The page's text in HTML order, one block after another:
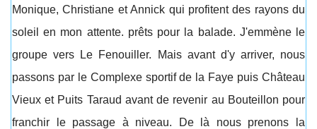
Monique, Christiane et Annick qui profitent des rayons du
soleil en mon attente. prêts pour la balade. J'emmène le
groupe vers Le Fenouiller. Mais avant d'y arriver, nous
passons par le Complexe sportif de la Faye puis Château
Vieux et Puits Taraud avant de revenir au Bouteillon pour
franchir le passage à niveau. De là nous prenons la